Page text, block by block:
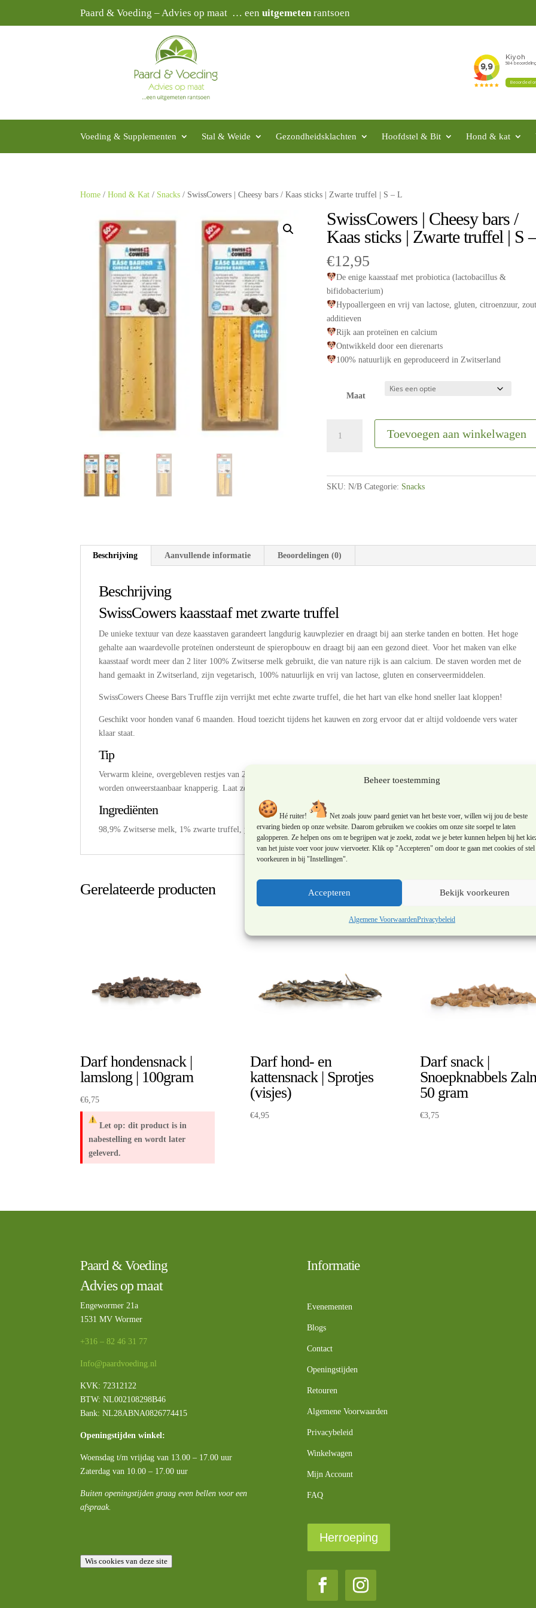
Beheer toestemming
Hé ruiter!
Net zoals jouw paard geniet van het beste voer, willen wij jou de beste
ervaring bieden op onze website. Daarom gebruiken we cookies om onze site soepel te laten
galopperen. Ze helpen ons om te begrijpen wat je zoekt, zodat we je beter kunnen helpen bij het
van het juiste voer voor jouw viervoeter. Klik op "Accepteren" om door te gaan met cookies of stel
voorkeuren in bij "Instellingen".
Accepteren Bekijk voorkeuren
Algemene VoorwaardenPrivacybeleid
Paard & Voeding – Advies op maat … eenuitgemetenrantsoen
Voeding & Supplementen Stal & Weide Gezondheidsklachten Hoofdstel & Bit Hond & kat
Home /Hond & Kat / Snacks / SwissCowers | Cheesy bars / Kaas sticks | Zwarte truffel | S – L
SwissCowers | Cheesy bars /
Kaas sticks | Zwarte truffel | S
€12,95
De enige kaasstaaf met probiotica (lactobacillus &
bifidobacterium)
Hypoallergeen en vrij van lactose, gluten, citroenzuur,
additieven
Rijk aan proteïnen en calcium
Ontwikkeld door een dierenarts
100% natuurlijk en geproduceerd in Zwitserland
Maat
|
aantal
Toevoegen aan winkelwagen
SKU:N/B Categorie: Snacks
Beschrijving Aanvullende informatie Beoordelingen (0)
Beschrijving
SwissCowers kaasstaaf met zwarte truffel
De unieke textuur van deze kaasstaven garandeert langdurig kauwplezier en draagt bij aan sterke tanden en botten. Het hoge
gehalte aan waardevolle proteïnen ondersteunt de spieropbouw en draagt bij aan een gezond dieet. Voor het maken van elke
kaasstaaf wordt meer dan 2 liter 100% Zwitserse melk gebruikt, die van nature rijk is aan calcium. De staven worden met de
hand gemaakt in Zwitserland, zijn vegetarisch, 100% natuurlijk en vrij van lactose, gluten en conserveermiddelen.
SwissCowers Cheese Bars Truffle zijn verrijkt met echte zwarte truffel, die het hart van elke hond sneller laat kloppen!
Geschikt voor honden vanaf 6 maanden. Houd toezicht tijdens het kauwen en zorg ervoor dat er altijd voldoende vers water
klaar staat.
Tip
Verwarm kleine, overgebleven restjes van 2 tot 3 cm in de magnetron voor 60 tot 90 seconden. De stukjes kaas zetten uit en
worden onweerstaanbaar knapperig. Laat ze goed afkoelen om ze veilig te kunnen geven.
Ingrediënten
98,9% Zwitserse melk, 1% zwarte truffel, yoghurt, stremsel, mineralen
Gerelateerde producten
Darf hondensnack |
lamslong | 100gram
€6,75
Let op: dit product is in
nabestelling en wordt later
geleverd.
Darf hond- en
kattensnack | Sprotjes
(visjes)
€4,95
Darf snack |
Snoepknabbels
50 gram
€3,75
Paard & Voeding
Advies op maat
Engewormer 21a
1531 MV Wormer
+316 – 82 46 31 77
Info@paardvoeding.nl
KVK: 72312122
BTW:NL002108298B46
Bank: NL28ABNA0826774415
Openingstijden winkel:
Woensdag t/m vrijdag van 13.00 – 17.00 uur
Zaterdag van 10.00 – 17.00 uur
Buiten openingstijden graag even bellen voor een
afspraak.
Wis cookies van deze site
Informatie
Evenementen
Blogs
Contact
Openingstijden
Retouren
Algemene Voorwaarden
Privacybeleid
Winkelwagen
Mijn Account
FAQ
Herroeping